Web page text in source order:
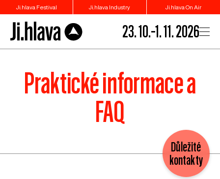
Ji.hlava Festival Ji.hlava Industry Ji.hlava On Air
23. 10.–1. 11. 2026
Praktické informace a
FAQ
Důležité
kontakty